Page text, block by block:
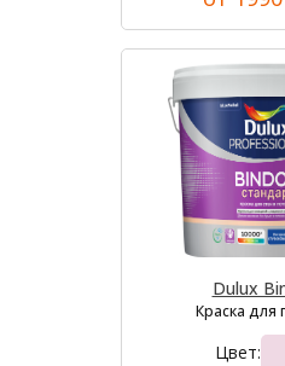
Dulux
Краска для
Цвет: